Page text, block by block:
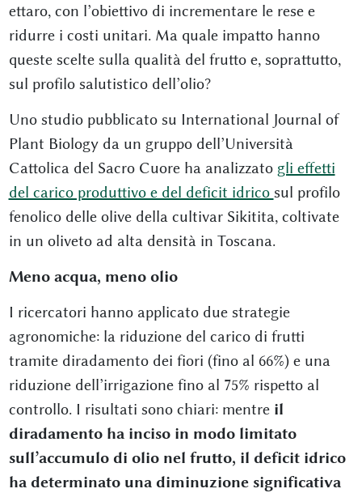
ettaro, con l’obiettivo di incrementare le rese e
ridurre i costi unitari. Ma quale impatto hanno
queste scelte sulla qualità del frutto e, soprattutto,
sul profilo salutistico dell’olio?
Uno studio pubblicato su International Journal of
Plant Biologyda un gruppo dell’Università
Cattolica del Sacro Cuoreha analizzato gli effetti
del carico produttivo e del deficit idrico sul profilo
fenolico delle olive della cultivar Sikitita, coltivate
in un oliveto ad alta densità in Toscana.
Meno acqua, meno olio
I ricercatori hanno applicato due strategie
agronomiche: la riduzione del carico di frutti
tramite diradamento dei fiori (fino al 66%) e una
riduzione dell’irrigazione fino al 75% rispetto al
controllo. I risultati sono chiari: mentre il
diradamento ha inciso in modo limitato
sull’accumulo di olio nel frutto, il deficit idrico
ha determinato una diminuzione significativa